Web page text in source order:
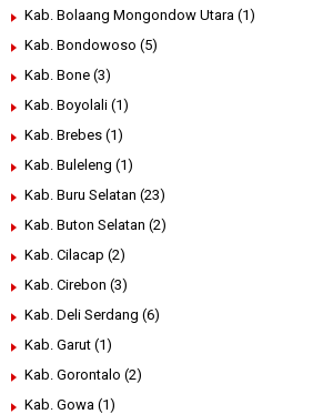
Kab. Bolaang Mongondow Utara (1)
Kab. Bondowoso (5)
Kab. Bone (3)
Kab. Boyolali (1)
Kab. Brebes (1)
Kab. Buleleng (1)
Kab. Buru Selatan (23)
Kab. Buton Selatan (2)
Kab. Cilacap (2)
Kab. Cirebon (3)
Kab. Deli Serdang (6)
Kab. Garut (1)
Kab. Gorontalo (2)
Kab. Gowa (1)